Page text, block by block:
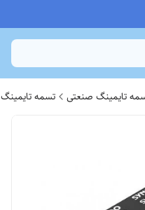
تایمینگ صنعتی تسمه